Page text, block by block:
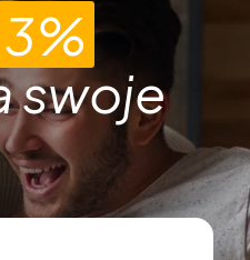
3%
swoje